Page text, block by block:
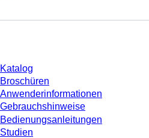
Katalog
Broschüren
Anwenderinformationen
Gebrauchshinweise
Bedienungsanleitungen
Studien